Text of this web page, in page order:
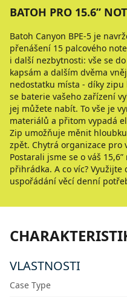
BATOH PRO 15.6ʺ
Batoh Canyon BPE-5 je
přenášení 15 palcového
i další nezbytnosti: vše se
kapsám a dalším dvěma
nedostatku místa - díky
se baterie vašeho zařízení
jej můžete nabít. To vše je
materiálů a přitom vypadá
Zip umožňuje měnit
zpět. Chytrá organizace pro
Postarali jsme se o váš
přihrádka. A co víc?
uspořádání věcí denní
VLASTNOSTI
Case Type